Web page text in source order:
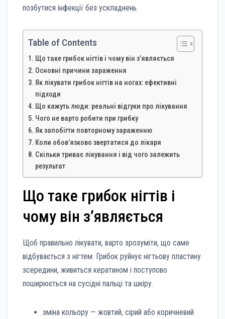
позбутися інфекції без ускладнень.
Table of Contents
Що таке грибок нігтів і чому він з’являється
Основні причини зараження
Як лікувати грибок нігтів на ногах: ефективні
підходи
Що кажуть люди: реальні відгуки про лікування
Чого не варто робити при грибку
Як запобігти повторному зараженню
Коли обов’язково звертатися до лікаря
Скільки триває лікування і від чого залежить
результат
Що таке грибок нігтів і
чому він з’являється
Щоб правильно лікувати, варто зрозуміти, що саме
відбувається з нігтем. Грибок руйнує нігтьову пластину
зсередини, живиться кератином і поступово
поширюється на сусідні пальці та шкіру.
зміна кольору — жовтий, сірий або коричневий